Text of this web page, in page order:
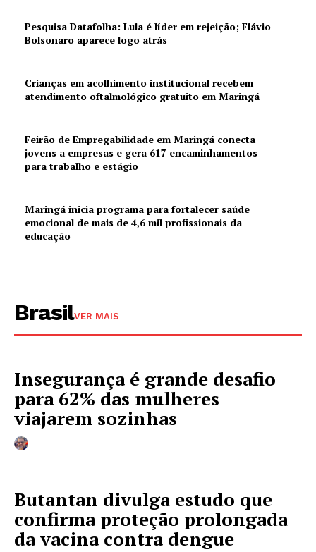
Pesquisa Datafolha: Lula é líder em rejeição; Flávio
Bolsonaro aparece logo atrás
Crianças em acolhimento institucional recebem
atendimento oftalmológico gratuito em Maringá
Feirão de Empregabilidade em Maringá conecta
jovens a empresas e gera 617 encaminhamentos
para trabalho e estágio
Maringá inicia programa para fortalecer saúde
emocional de mais de 4,6 mil profissionais da
educação
BrasilVER MAIS
Insegurança é grande desafio
para 62% das mulheres
viajarem sozinhas
Butantan divulga estudo que
confirma proteção prolongada
da vacina contra dengue